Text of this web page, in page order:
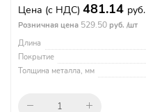
Цена (с НДС) 481.14 руб.
Розничная цена 529.50 руб. /шт
Длина
Покрытие
Толщина металла, мм